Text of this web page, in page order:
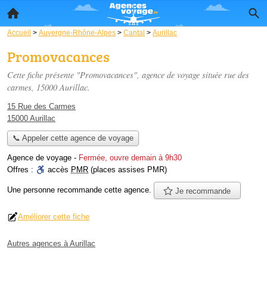
Accueil > Auvergne-Rhône-Alpes > Cantal > Aurillac
Promovacances
Cette fiche présente "Promovacances", agence de voyage située rue des
carmes, 15000 Aurillac.
15 Rue des Carmes
15000 Aurillac
📞 Appeler cette agence de voyage
Agence de voyage - Fermée, ouvre demain à 9h30
Offres :
accès PMR (places assises PMR)
Une personne recommande cette agence. Je recommande
Améliorer cette fiche
Autres agences à Aurillac